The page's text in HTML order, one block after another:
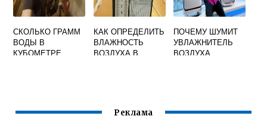
СКОЛЬКО ГРАММ
ВОДЫ В
КУБОМЕТРЕ
КАК ОПРЕДЕЛИТЬ
ВЛАЖНОСТЬ
ВОЗДУХА В
ПОЧЕМУ ШУМИТ
УВЛАЖНИТЕЛЬ
ВОЗДУХА
Реклама